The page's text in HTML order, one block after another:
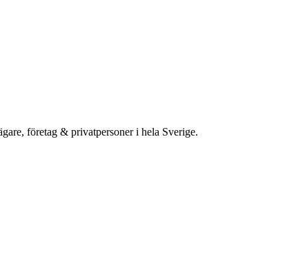
företag & privatpersoner i hela Sverige.